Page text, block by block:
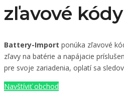
zľavové kódy
Battery-Import ponúka zľavové
zľavy na batérie a napájacie
pre svoje zariadenia, oplatí sa
Navštíviť obchod